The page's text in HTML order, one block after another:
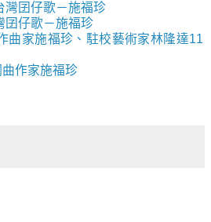
灣囝仔歌－施福珍
囝仔歌－施福珍
曲家施福珍、駐校藝術家林隆達11
作家施福珍